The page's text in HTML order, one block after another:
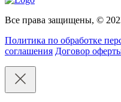
Все права защищены, ©
Политика по обработке
соглашения Договор